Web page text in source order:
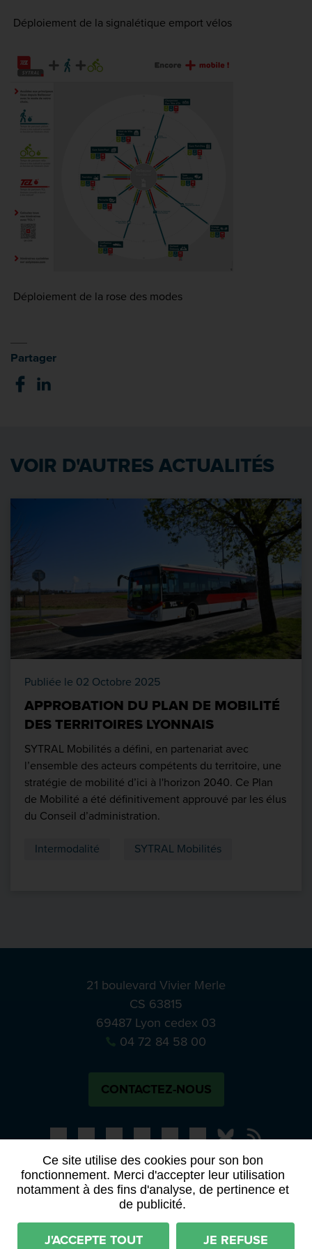
Ce site utilise des cookies pour son bon
fonctionnement. Merci d'accepter leur utilisation
notamment à des fins d'analyse, de pertinence et
de publicité.
J'ACCEPTE TOUT JE REFUSE
Déploiement de la signalétique emport vélos
Déploiement de la rose des modes
Partager
VOIR D'AUTRES ACTUALITÉS
Publiée le 02 Octobre 2025
APPROBATION DU PLAN DE MOBILITÉ
DES TERRITOIRES LYONNAIS
SYTRAL Mobilités a défini, en partenariat avec
l’ensemble des acteurs compétents du territoire, une
stratégie de mobilité d’ici à l'horizon 2040. Ce Plan
de Mobilité a été définitivement approuvé par les élus
du Conseil d’administration.
Intermodalité SYTRAL Mobilités
21 boulevard Vivier Merle
CS 63815
69487 Lyon cedex 03
04 72 84 58 00
CONTACTEZ-NOUS
BlueskyNotre
PRESSE
APPELS À MANIFESTATION D’INTÉRÊT
ACTES ET DÉLIBÉRATIONS
Mentions légales
Plan du site